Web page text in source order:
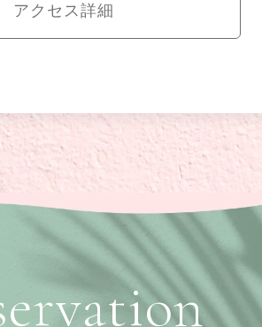
アクセス詳細